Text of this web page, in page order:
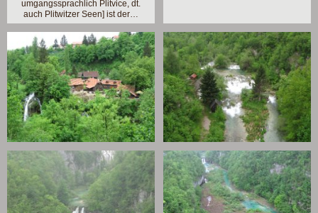
umgangssprachlich Plitvice, dt.
auch Plitwitzer Seen] ist der…